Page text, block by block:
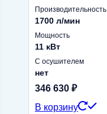
Производительность
1700 л/мин
Мощность
11 кВт
С осушителем
нет
346 630 ₽
В корзину